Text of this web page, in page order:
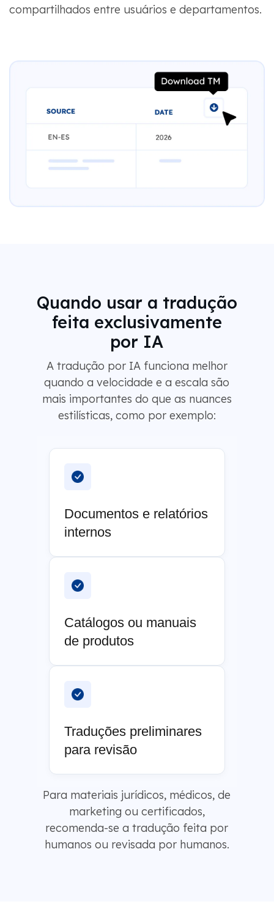
compartilhados entre usuários e departamentos.
Quando usar a tradução
feita exclusivamente
por IA
A tradução por IA funciona melhor
quando a velocidade e a escala são
mais importantes do que as nuances
estilísticas, como por exemplo:
Documentos e relatórios
internos
Catálogos ou manuais
de produtos
Traduções preliminares
para revisão
Para materiais jurídicos, médicos, de
marketing ou certificados,
recomenda-se a tradução feita por
humanos ou revisada por humanos.